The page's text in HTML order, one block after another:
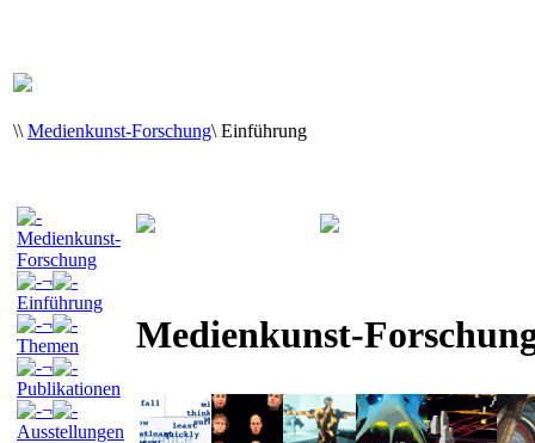
\\ Medienkunst-Forschung\ Einführung
Medienkunst-
Forschung
¬
Einführung
¬
Themen
¬
Publikationen
¬
Ausstellungen
Medienkunst-